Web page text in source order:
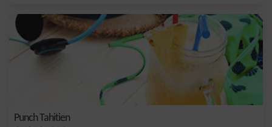
Punch Tahitien